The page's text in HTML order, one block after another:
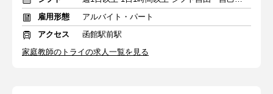
雇用形態
アルバイト・パート
アクセス
函館駅前駅
家庭教師のトライの求人一覧を見る